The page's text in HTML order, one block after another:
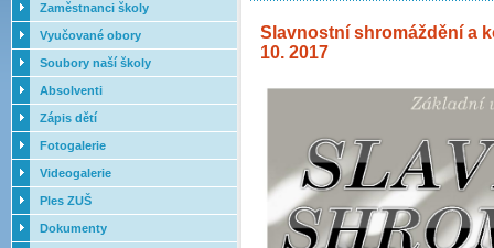
Slavnostní shromáždění a
10. 2017
Zaměstnanci školy
Vyučované obory
Soubory naší školy
Absolventi
Zápis dětí
Fotogalerie
Videogalerie
Ples ZUŠ
Dokumenty